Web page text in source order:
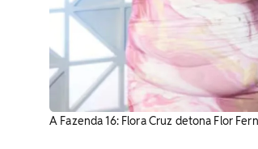
A Fazenda 16: Flora Cruz detona Flor